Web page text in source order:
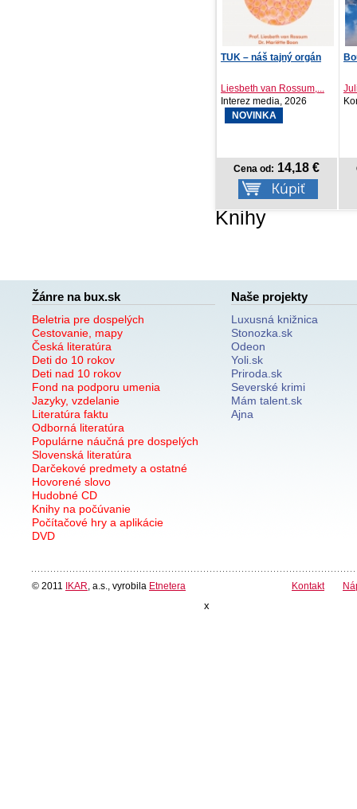
Bouře nekonečné krásy
Julianne MacLean
Kontrast, 2026
Cena od: 14,06 €
Knihy
Žánre na bux.sk
Beletria pre dospelých
Cestovanie, mapy
Česká literatúra
Deti do 10 rokov
Deti nad 10 rokov
Fond na podporu umenia
Jazyky, vzdelanie
Literatúra faktu
Odborná literatúra
Populárne náučná pre dospelých
Slovenská literatúra
Darčekové predmety a ostatné
Hovorené slovo
Hudobné CD
Knihy na počúvanie
Počítačové hry a aplikácie
DVD
Naše projekty
Luxusná knižnica
Stonozka.sk
Odeon
Yoli.sk
Priroda.sk
Severské krimi
Mám talent.sk
Ajna
© 2011 IKAR , a.s., vyrobila Etnetera Kontakt
x